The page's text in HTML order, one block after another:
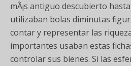
mÃ¡s antiguo descubierto
utilizaban bolas diminutas
contar y representar las
importantes usaban estas
controlar sus bienes. Si las